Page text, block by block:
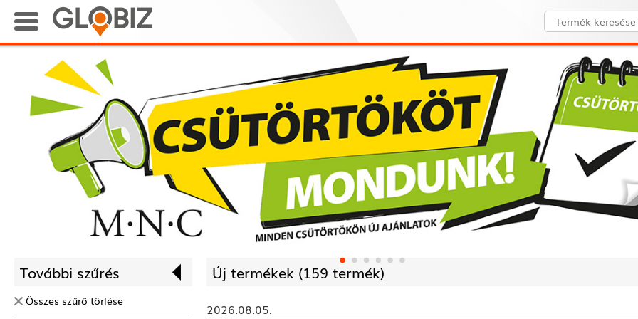
További szűrés
Összes szűrő törlése
Új termékek (159 termék)
2026.08.05.